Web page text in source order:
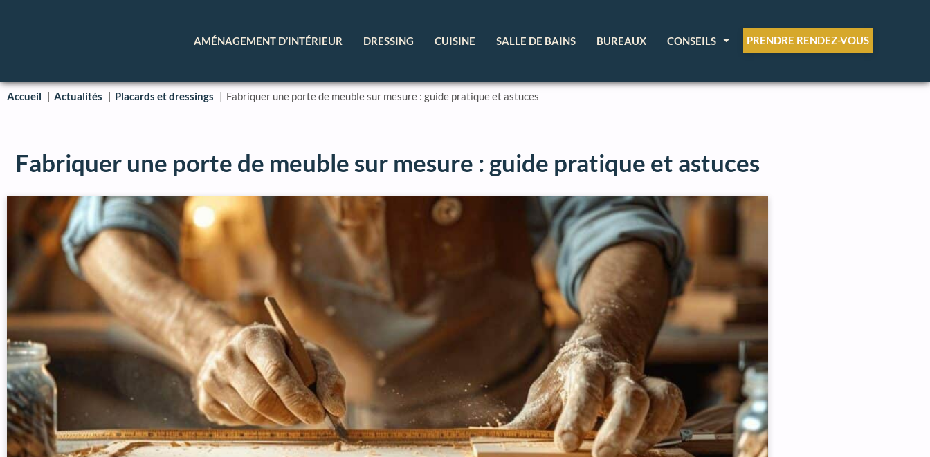
AMÉNAGEMENT D’INTÉRIEUR DRESSING CUISINE SALLE DE BAINS BUREAUX CONSEILS PRENDRE RENDEZ-VOUS
Accueil Actualités Placards et dressings Fabriquer une porte de meuble sur mesure : guide pratique et astuces
Fabriquer une porte de meuble sur mesure : guide pratique et astuces